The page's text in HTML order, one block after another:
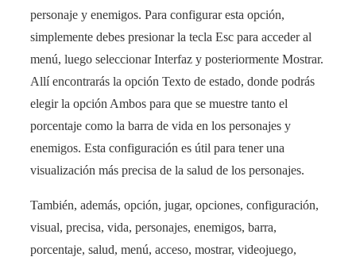
personaje y enemigos. Para configurar esta opción,
simplemente debes presionar la tecla Esc para acceder al
menú, luego seleccionar Interfaz y posteriormente Mostrar.
Allí encontrarás la opción Texto de estado, donde podrás
elegir la opción Ambos para que se muestre tanto el
porcentaje como la barra de vida en los personajes y
enemigos. Esta configuración es útil para tener una
visualización más precisa de la salud de los personajes.
También, además, opción, jugar, opciones, configuración,
visual, precisa, vida, personajes, enemigos, barra,
porcentaje, salud, menú, acceso, mostrar, videojuego,